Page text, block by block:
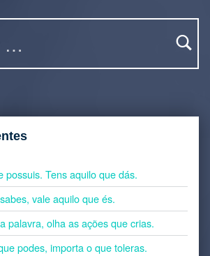
possuis. Tens aquilo que dás.
vale aquilo que és.
palavra, olha as ações que crias.
podes, importa o que toleras.